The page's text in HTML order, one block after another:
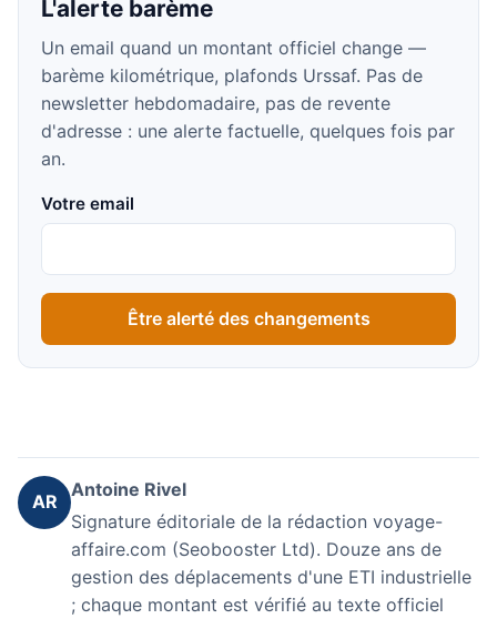
L'alerte barème
Un email quand un montant officiel change —
barème kilométrique, plafonds Urssaf. Pas de
newsletter hebdomadaire, pas de revente
d'adresse : une alerte factuelle, quelques fois par
an.
Votre email
Être alerté des changements
AR
Antoine Rivel
Signature éditoriale de la rédaction voyage-
affaire.com (Seobooster Ltd). Douze ans de
gestion des déplacements d'une ETI industrielle
; chaque montant est vérifié au texte officiel